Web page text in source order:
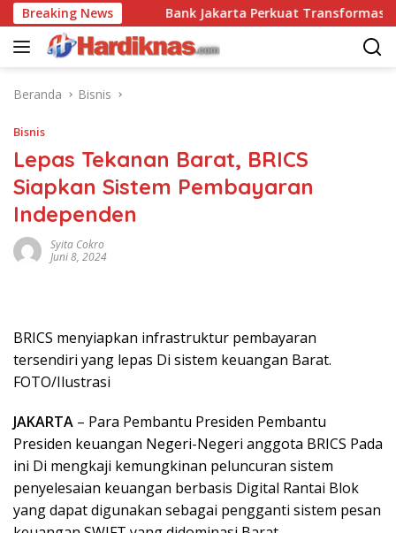
Langsung
ke
konten
Breaking News
Disrupsi Bank Jakarta Perkuat Transformasi
Beranda Bisnis
Bisnis
Lepas Tekanan Barat, BRICS
Siapkan Sistem Pembayaran
Independen
Syita Cokro
Juni 8, 2024
BRICS menyiapkan infrastruktur pembayaran
tersendiri yang lepas Di sistem keuangan Barat.
FOTO/Ilustrasi
JAKARTA – Para Pembantu Presiden Pembantu
Presiden keuangan Negeri-Negeri anggota BRICS Pada
ini Di mengkaji kemungkinan peluncuran sistem
penyelesaian keuangan berbasis Digital Rantai Blok
yang dapat digunakan sebagai pengganti sistem pesan